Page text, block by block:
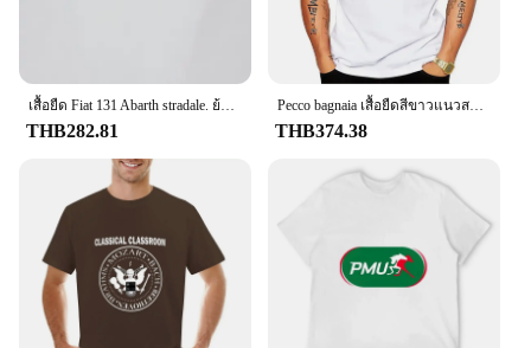
**Versatile and Adaptable Apparel**
The Classic Champion Tshirt is more than just a t-
shirt; it's a versatile piece that adapts to your
lifestyle. Whether you're layering it under a jacket
or wearing it on its own, this t-shirt's adaptability
makes it a staple in any wardrobe. Its performance
and property features ensure it's a reliable choice
for sports enthusiasts, while its design and style
make it a fashionable choice for casual outings.
With its availability in a range of sizes, this t-shirt is
designed to fit a variety of body types, making it a
go-to choice for both retailers and consumers.
เสื้อยืด Fiat 131 Abarth stradale. ย้อนยุคอิตาเลียรถคลาสสิกแชมป์แรลลี่
THB282.81
Pecco bagnaia เสื้อยืดสีขาวแนวสปอร์ตสำหรับ2023ของขวัญแชมป์โลก63 Francesco เสื้อยืดลำลองสำหรับเด็กผู้ชายเสื้อยืดสีขาวแนวสปอร์ตฮาราจูกุสำหรับขี่มอเตอร์ไซค์
THB374.38